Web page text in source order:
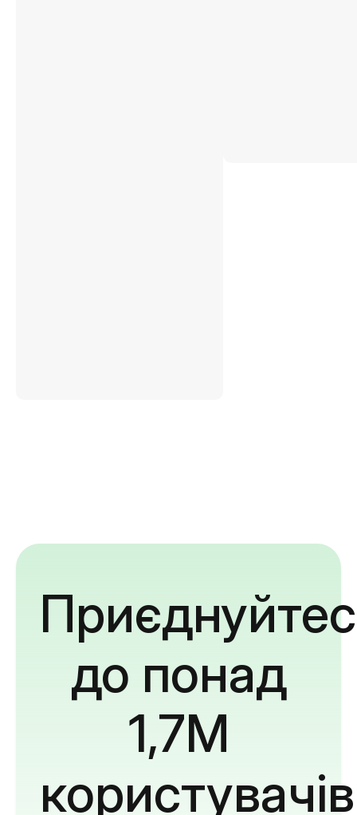
до понад
1,7M
користувачів